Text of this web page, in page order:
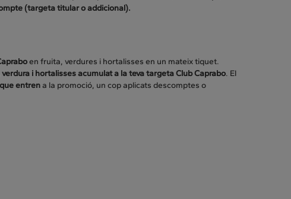
(targeta titular o addicional).
en fruita, verdures i hortalisses en un mateix tiquet.
i hortalisses acumulat a la teva targeta Club Caprabo. El
entrena la promoció, un cop aplicats descomptes o